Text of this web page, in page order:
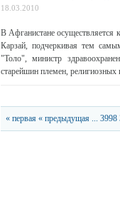
18.03.2010
В Афганистане осуществляется
Карзай, подчеркивая тем
"Толо", министр
старейшин племен,
« первая « предыдущая ... 3998